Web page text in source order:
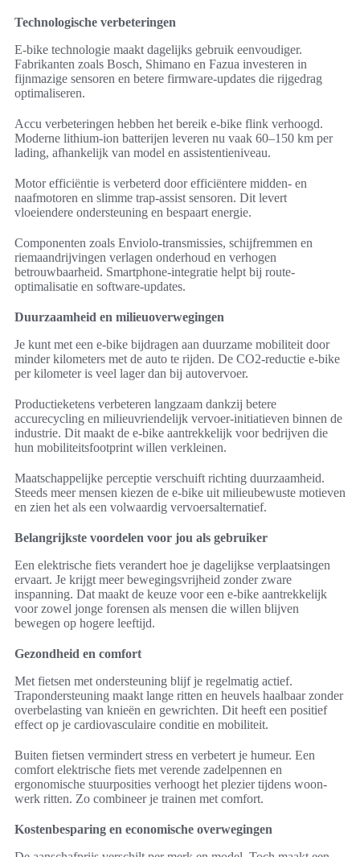
Technologische verbeteringen
E-bike technologie maakt dagelijks gebruik eenvoudiger.
Fabrikanten zoals Bosch, Shimano en Fazua investeren in
fijnmazige sensoren en betere firmware-updates die rijgedrag
optimaliseren.
Accu verbeteringen hebben het bereik e-bike flink verhoogd.
Moderne lithium-ion batterijen leveren nu vaak 60–150 km per
lading, afhankelijk van model en assistentieniveau.
Motor efficiëntie is verbeterd door efficiëntere midden- en
naafmotoren en slimme trap-assist sensoren. Dit levert
vloeiendere ondersteuning en bespaart energie.
Componenten zoals Enviolo-transmissies, schijfremmen en
riemaandrijvingen verlagen onderhoud en verhogen
betrouwbaarheid. Smartphone-integratie helpt bij route-
optimalisatie en software-updates.
Duurzaamheid en milieuoverwegingen
Je kunt met een e-bike bijdragen aan duurzame mobiliteit door
minder kilometers met de auto te rijden. De CO2-reductie e-bike
per kilometer is veel lager dan bij autovervoer.
Productieketens verbeteren langzaam dankzij betere
accurecycling en milieuvriendelijk vervoer-initiatieven binnen de
industrie. Dit maakt de e-bike aantrekkelijk voor bedrijven die
hun mobiliteitsfootprint willen verkleinen.
Maatschappelijke perceptie verschuift richting duurzaamheid.
Steeds meer mensen kiezen de e-bike uit milieubewuste motieven
en zien het als een volwaardig vervoersalternatief.
Belangrijkste voordelen voor jou als gebruiker
Een elektrische fiets verandert hoe je dagelijkse verplaatsingen
ervaart. Je krijgt meer bewegingsvrijheid zonder zware
inspanning. Dat maakt de keuze voor een e-bike aantrekkelijk
voor zowel jonge forensen als mensen die willen blijven
bewegen op hogere leeftijd.
Gezondheid en comfort
Met fietsen met ondersteuning blijf je regelmatig actief.
Trapondersteuning maakt lange ritten en heuvels haalbaar zonder
overbelasting van knieën en gewrichten. Dit heeft een positief
effect op je cardiovasculaire conditie en mobiliteit.
Buiten fietsen vermindert stress en verbetert je humeur. Een
comfort elektrische fiets met verende zadelpennen en
ergonomische stuurposities verhoogt het plezier tijdens woon-
werk ritten. Zo combineer je trainen met comfort.
Kostenbesparing en economische overwegingen